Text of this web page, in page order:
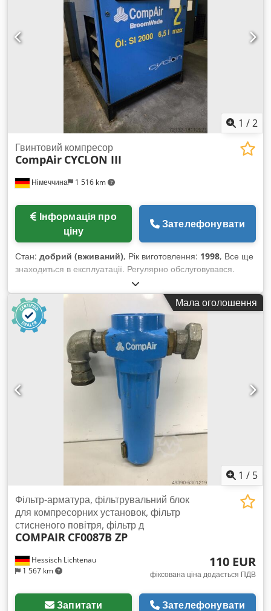
1 /2
Німеччина 1 516 km
Гвинтовий компресор
CompAir CYCLON III
ціну
Зателефонувати
Стан: добрий (вживаний), Рік виготовлення: 1998, Все ще
знаходиться в експлуатації. Регулярно обслуговувався.
Технічні характеристики: 1,67 м³/хв; макс. 8,2 бар.
Підключення: 380-415 В / 50 Гц; 13,59 кВт. Ширина: 720 мм.
Глибина: 1000 мм. Висота: 940 мм. Вага: близько 320 кг.
Dodevk D Etopfx Amrokr
Мала оголошення
1 / 5
Hessisch Lichtenau
1 567 km
Фільтр-арматура, фільтрувальний блок
для компресорних установок, фільтр
стисненого повітря, фільтр д
COMPAIR CF0087B ZP
110 EUR
фіксована ціна додається ПДВ
Запитати Зателефонувати